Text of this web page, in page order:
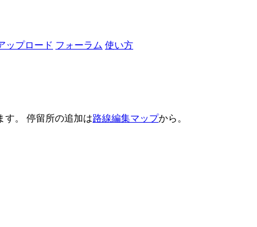
ップロード フォーラム 使い方
す。 停留所の追加は路線編集マップから。